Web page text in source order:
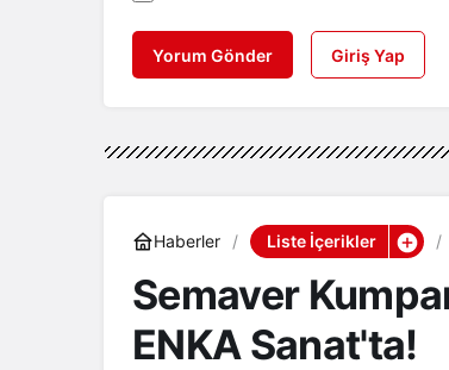
Yorum Gönder Giriş Yap
Haberler Liste İçerikler
Semaver
ENKA Sanat'ta!